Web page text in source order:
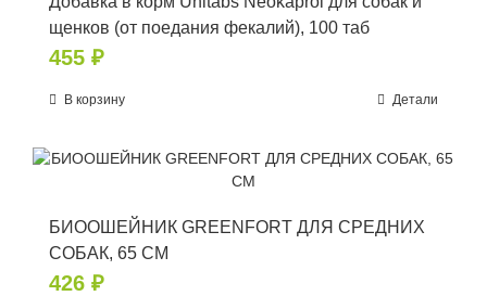
щенков (от поедания фекалий), 100 таб
455 ₽
В корзину Детали
БИООШЕЙНИК GREENFORT ДЛЯ СРЕДНИХ
СОБАК, 65 СМ
426 ₽